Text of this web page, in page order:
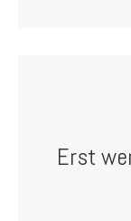
Erst